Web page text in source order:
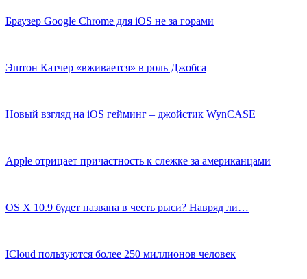
Браузер Google Chrome для iOS не за горами
Эштон Катчер «вживается» в роль Джобса
Новый взгляд на iOS гейминг – джойстик WynCASE
Apple отрицает причастность к слежке за американцами
OS X 10.9 будет названа в честь рыси? Навряд ли…
ICloud пользуются более 250 миллионов человек